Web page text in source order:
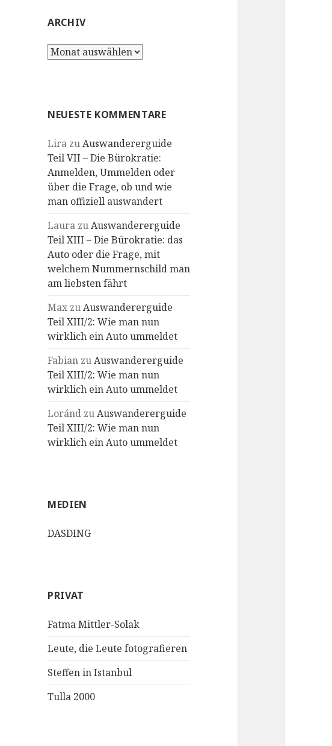
ARCHIV
Archiv
NEUESTE KOMMENTARE
Lira zuAuswandererguide
Teil VII – Die Bürokratie:
Anmelden, Ummelden oder
über die Frage, ob und wie
man offiziell auswandert
Laura zuAuswandererguide
Teil XIII – Die Bürokratie: das
Auto oder die Frage, mit
welchem Nummernschild man
am liebsten fährt
Max zuAuswandererguide
Teil XIII/2: Wie man nun
wirklich ein Auto ummeldet
Fabian zuAuswandererguide
Teil XIII/2: Wie man nun
wirklich ein Auto ummeldet
Loránd zuAuswandererguide
Teil XIII/2: Wie man nun
wirklich ein Auto ummeldet
MEDIEN
DASDING
PRIVAT
Fatma Mittler-Solak
Leute, die Leute fotografieren
Steffen in Istanbul
Tulla 2000